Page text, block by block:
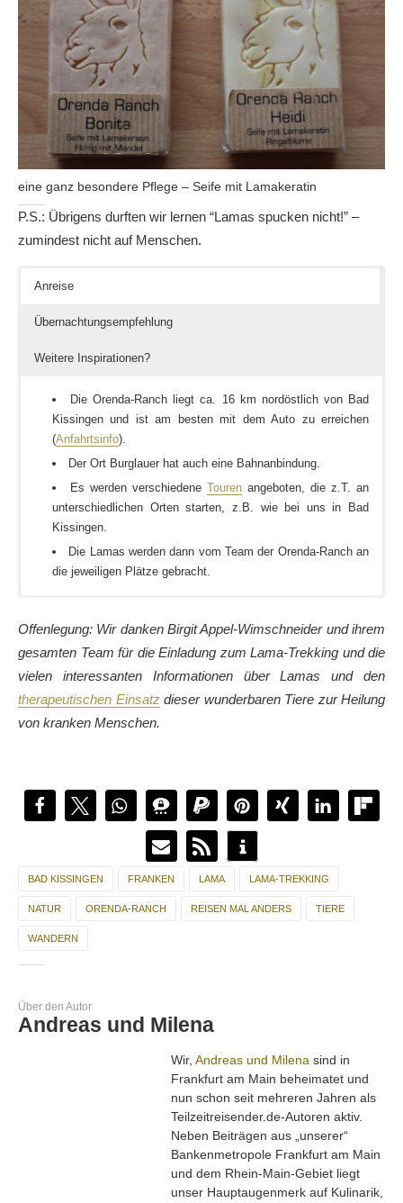
eine ganz besondere Pflege – Seife mit Lamakeratin
P.S.: Übrigens durften wir lernen “Lamas spucken nicht!” –
zumindest nicht auf Menschen.
Anreise
Übernachtungsempfehlung
Weitere Inspirationen?
Die Orenda-Ranch liegt ca. 16 km nordöstlich von Bad
Kissingen und ist am besten mit dem Auto zu erreichen
(Anfahrtsinfo).
Der Ort Burglauer hat auch eine Bahnanbindung.
Es werden verschiedene Touren angeboten, die z.T. an
unterschiedlichen Orten starten, z.B. wie bei uns in Bad
Kissingen.
Die Lamas werden dann vom Team der Orenda-Ranch an
die jeweiligen Plätze gebracht.
Kissingen eine bunte Vielfalt an Unterkünften. Beginnend mit
zu Ferienwohnungen und Gästezimmern in Privathäusern. Wir
empfehlen Euch, schaut unterwww.badkissingen.dewas Euch
gefällt. Dort könnt Ihr auch gleich online buchen.
Offenlegung: Wir danken Birgit Appel-Wimschneider und ihrem
gesamten Team für die Einladung zum Lama-Trekking und die
vielen interessanten Informationen über Lamas und den
therapeutischen Einsatzdieser wunderbaren Tiere zur Heilung
von kranken Menschen.
BAD KISSINGEN FRANKEN LAMA LAMA-TREKKING
NATUR ORENDA-RANCH REISEN MAL ANDERS TIERE
WANDERN
Über den Autor
Andreas und Milena
Wir, Andreas und Milena sind in
Frankfurt am Main beheimatet und
nun schon seit mehreren Jahren als
Teilzeitreisender.de-Autoren aktiv.
Neben Beiträgen aus „unserer“
Bankenmetropole Frankfurt am Main
und dem Rhein-Main-Gebiet liegt
unser Hauptaugenmerk auf Kulinarik,